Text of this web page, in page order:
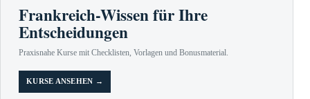
Frankreich-Wissen für Ihre
Entscheidungen
Praxisnahe Kurse mit Checklisten, Vorlagen und Bonusmaterial.
KURSE ANSEHEN →